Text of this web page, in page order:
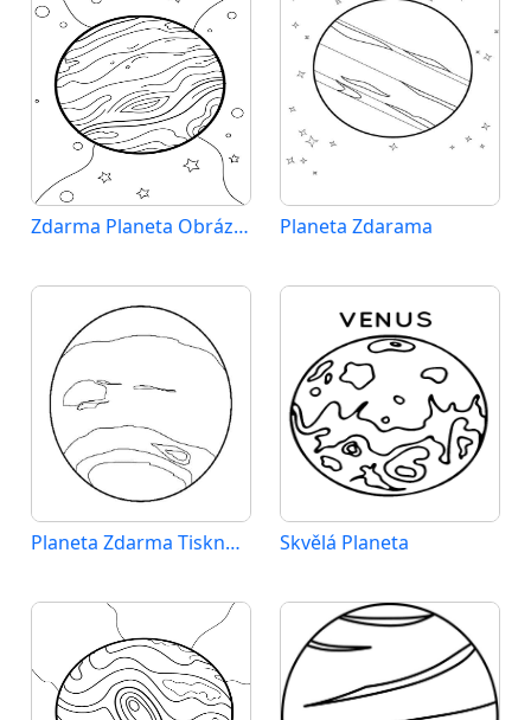
Zdarma Planeta Obrázek Planeta Zdarama
Planeta Zdarma Tisknutelná Skvělá Planeta